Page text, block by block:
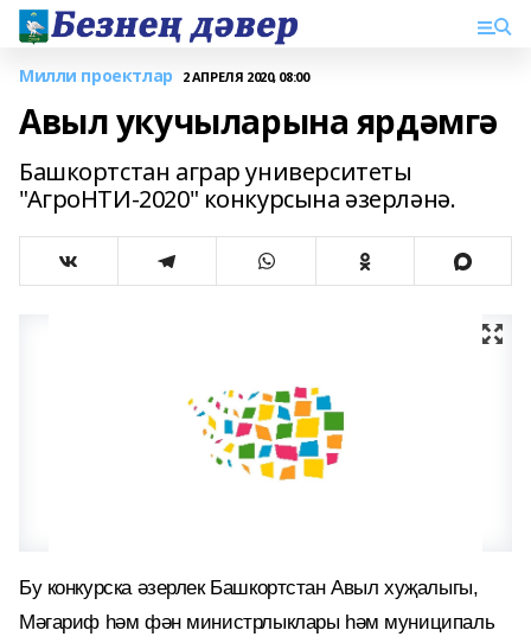
Милли проектлар 2 АПРЕЛЯ 2020, 08:00
Авыл укучыларына ярдәмгә
Башкортстан аграр университеты
"АгроНТИ-2020" конкурсына әзерләнә.
Бу конкурска әзерлек Башкортстан Авыл хуҗалыгы,
Мәгариф һәм фән министрлыклары һәм муниципаль